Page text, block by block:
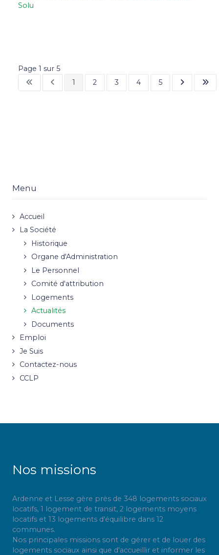
Solu
Page 1 sur 5
1
2 3 4 5
Menu
Accueil
La Société
Historique
Organe d'Administration
Le Personnel
Comité d'attribution
Logements
Actualités
Documents
Emploi
Je Suis
Contactez-nous
CCLP
Nos missions
Ardenne et Lesse gère près de 348 logements sociaux
locatifs, 1 logement de transit, 2 logements moyens
locatifs et 13 logements d'équilibre dans 12
communes.
Nos principales missions sont de gérer et de louer des
logements sociaux ainsi que d'accueillir et informer les